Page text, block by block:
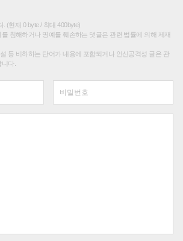
(현재 0 byte / 최대 400byte)
침해하거나 명예를 훼손하는 댓글은 관련 법률에 의해 제재
등 비하하는 단어가 내용에 포함되거나 인신공격성 글은 관
다.